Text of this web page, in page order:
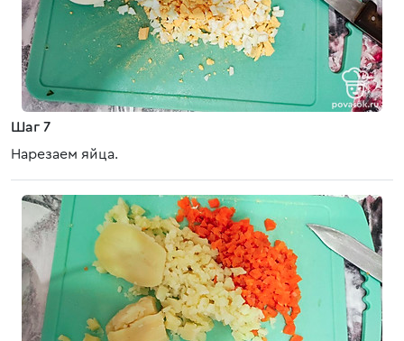
Шаг 7
Нарезаем яйца.